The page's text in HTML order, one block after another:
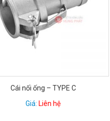
Cái ren trong – TYPE D
Giá: